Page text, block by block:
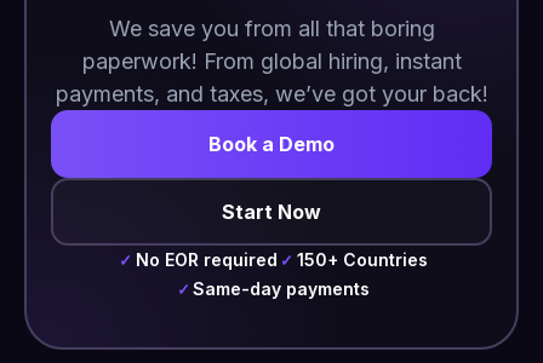
We save you from all that boring
paperwork! From global hiring, instant
payments, and taxes, we’ve got your back!
Book a Demo
Start Now
✓ No EOR required ✓ 150+ Countries
✓ Same-day payments